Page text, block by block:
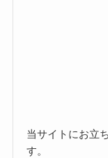
当サイトにお立
す。